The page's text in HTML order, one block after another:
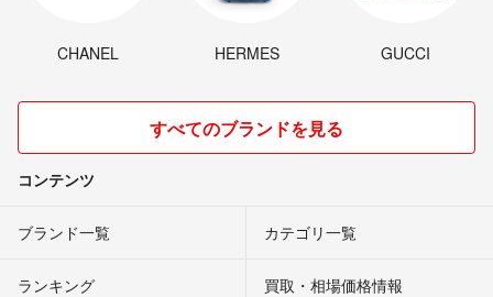
CHANEL HERMES GUCCI
すべてのブランドを見る
コンテンツ
ブランド一覧 カテゴリ一覧
ランキング 買取・相場価格情報